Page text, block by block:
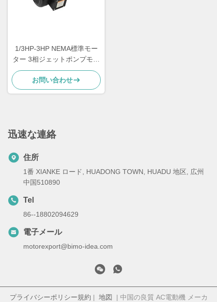
1/3HP-3HP NEMA標準モー
ター 3相ジェットポンプモー
ター CSA / CUS認定
お問い合わせ
迅速な連絡
住所
1番 XIANKE ロード, HUADONG TOWN, HUADU 地区, 広州
中国510890
Tel
86--18802094629
電子メール
motorexport@bimo-idea.com
プライバシーポリシー規約 | 地図 | 中国の良質 AC電動機 メーカ